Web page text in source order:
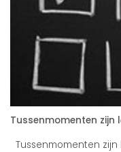
Tussenmomenten zijn
Tussenmomenten